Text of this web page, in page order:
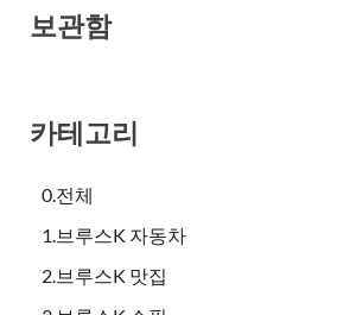
보관함
카테고리
0.전체
1.브루스K 자동차
2.브루스K 맛집